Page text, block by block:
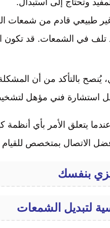
طبيعي قادم من شمعات
تلف في الشمعات. قد تكون
بالتأكد من أن
استشارة فني مؤهل
يتعلق الأمر بأي
الاتصال بمتخصص للقيام
بنفسك
لتبديل الشمعات